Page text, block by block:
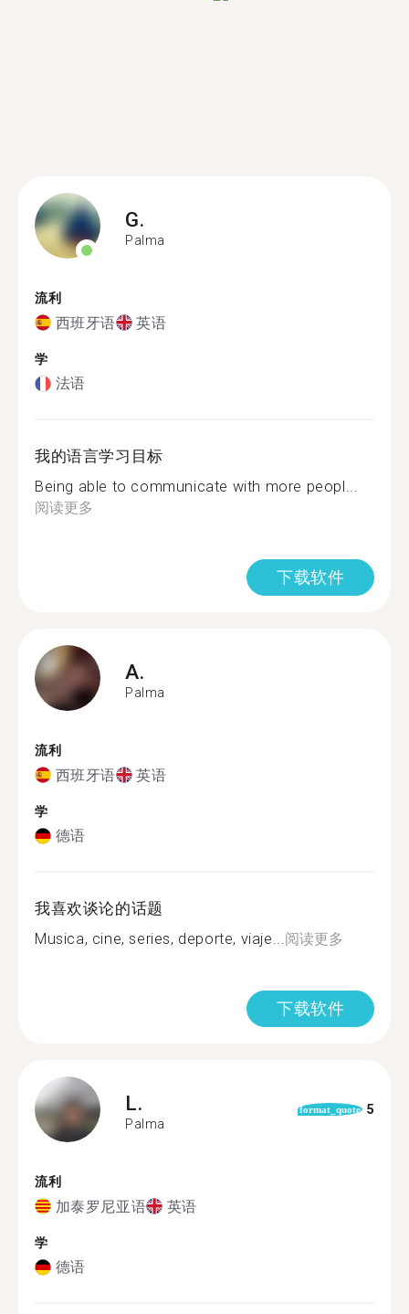
G.
Palma
流利
西班牙语 英语
学
法语
我的语言学习目标
Being able to communicate with more peopl...
阅读更多
下载软件
A.
Palma
流利
西班牙语 英语
学
德语
我喜欢谈论的话题
Musica, cine, series, deporte, viaje...阅读更多
下载软件
L.
Palma
format_quote 5
流利
加泰罗尼亚语 英语
学
德语